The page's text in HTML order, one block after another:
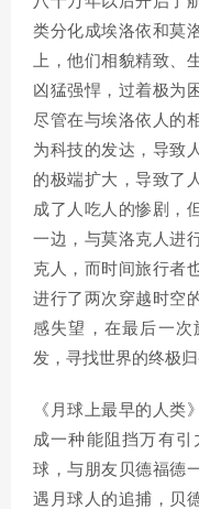
类分化成埃洛依和莫
上，他们相貌精致、
凶猛强悍，过着极为
尽管在与埃洛依人的
为科技的发达，导致
的极端扩大，导致了
成了人吃人的惨剧，
一边，与莫洛克人进
克人，而时间旅行者
进行了两次穿越时空
感失望，在最后一
发，寻找世界的终极归
《月球上最早的人类
成一种能阻挡万有
球，与朋友贝德福德
遇月球人的追捕，贝